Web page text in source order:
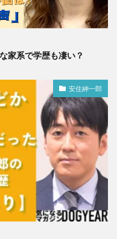
家系で学歴も凄い？
安住紳一郎